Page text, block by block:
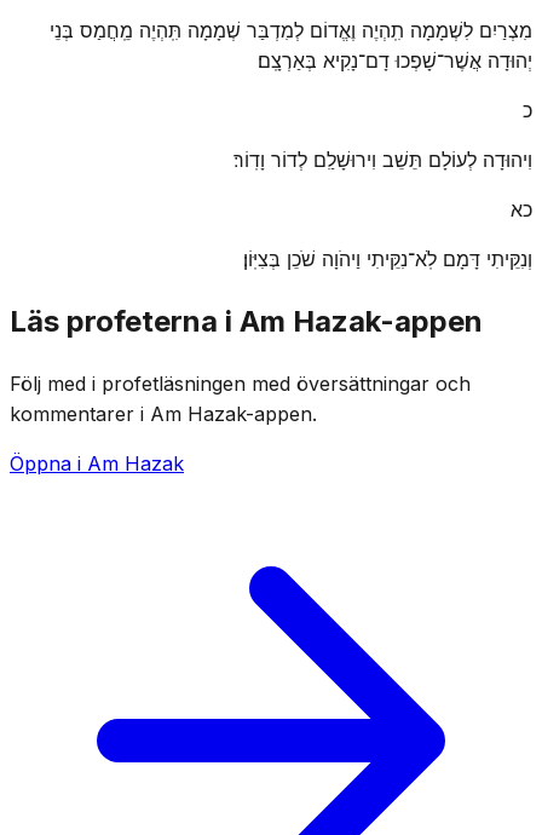
מִצְרַיִם לִשְׁמָמָה תִֽהְיֶה וֶאֱדוֹם לְמִדְבַּר שְׁמָמָה תִּֽהְיֶה מֵֽחֲמַס בְּנֵי
יְהוּדָה אֲשֶׁר־שָׁפְכוּ דָם־נָקִיא בְּאַרְצָֽם׃
כ
וִיהוּדָה לְעוֹלָם תֵּשֵׁב וִירוּשָׁלַ͏ִם לְדוֹר וָדֽוֹר׃
כא
וְנִקֵּיתִי דָּמָם לֹֽא־נִקֵּיתִי וַיהֹוָה שֹׁכֵן בְּצִיּֽוֹן׃
Läs profeterna i Am Hazak-appen
Följ med i profetläsningen med översättningar och
kommentarer i Am Hazak-appen.
Öppna i Am Hazak